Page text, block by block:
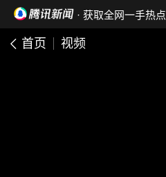
· 获取全网一手热点
首页 视频